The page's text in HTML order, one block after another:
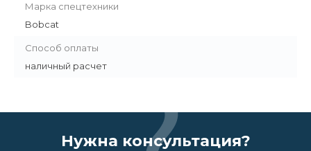
Марка спецтехники
Bobcat
Способ оплаты
наличный расчет
Нужна консультация?